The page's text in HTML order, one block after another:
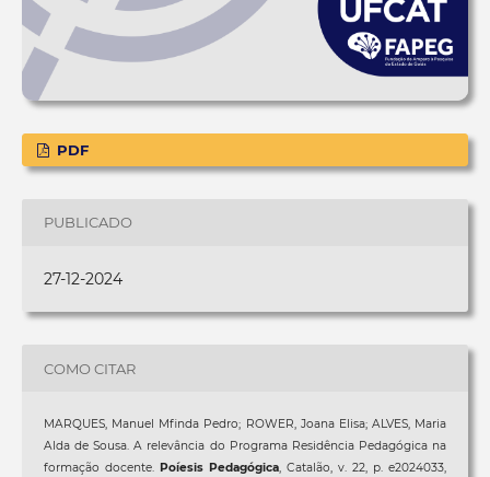
PDF
PUBLICADO
27-12-2024
COMO CITAR
MARQUES, Manuel Mfinda Pedro; ROWER, Joana Elisa; ALVES, Maria
Alda de Sousa. A relevância do Programa Residência Pedagógica na
formação docente. Poíesis Pedagógica, Catalão, v. 22, p. e2024033,